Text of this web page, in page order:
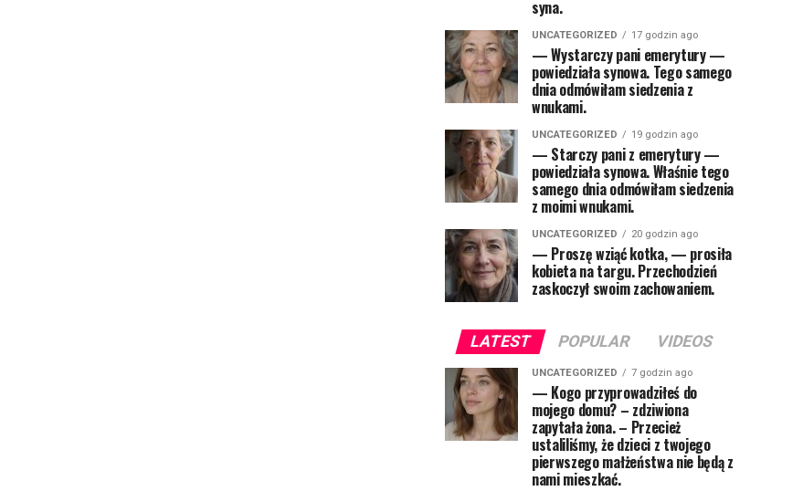
syna.
UNCATEGORIZED 17 godzin ago
— Wystarczy pani emerytury —
powiedziała synowa. Tego samego
dnia odmówiłam siedzenia z
wnukami.
UNCATEGORIZED 19 godzin ago
— Starczy pani z emerytury —
powiedziała synowa. Właśnie tego
samego dnia odmówiłam siedzenia
z moimi wnukami.
UNCATEGORIZED 20 godzin ago
— Proszę wziąć kotka, — prosiła
kobieta na targu. Przechodzień
zaskoczył swoim zachowaniem.
LATEST POPULAR VIDEOS
UNCATEGORIZED 7 godzin ago
— Kogo przyprowadziłeś do
mojego domu? – zdziwiona
zapytała żona. – Przecież
ustaliliśmy, że dzieci z twojego
pierwszego małżeństwa nie będą z
nami mieszkać.